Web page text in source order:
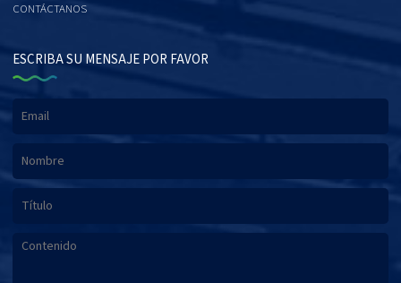
CONTÁCTANOS
ESCRIBA SU MENSAJE POR FAVOR